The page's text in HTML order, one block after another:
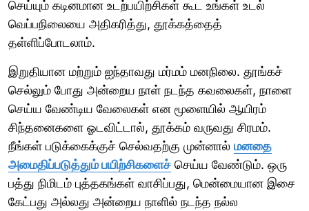
செய்யும் கடினமான உடற்பயிற்சிகள் கூட உங்கள் உடல்
வெப்பநிலையை அதிகரித்து, தூக்கத்தைத்
தள்ளிப்போடலாம்.
இறுதியான மற்றும் ஐந்தாவது மர்மம் மனநிலை. தூங்கச்
செல்லும் போது அன்றைய நாள் நடந்த கவலைகள், நாளை
செய்ய வேண்டிய வேலைகள் என மூளையில் ஆயிரம்
சிந்தனைகளை ஓடவிட்டால், தூக்கம் வருவது சிரமம்.
நீங்கள் படுக்கைக்குச் செல்வதற்கு முன்னால் மனதை
அமைதிப்படுத்தும் பயிற்சிகளைச் செய்ய வேண்டும். ஒரு
பத்து நிமிடம் புத்தகங்கள் வாசிப்பது, மென்மையான இசை
கேட்பது அல்லது அன்றைய நாளில் நடந்த நல்ல